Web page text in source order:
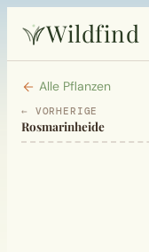
Wildfind
Startseite
Pflanzen
Alle Pflanzen
← VORHERIGE
Rosmarinheide